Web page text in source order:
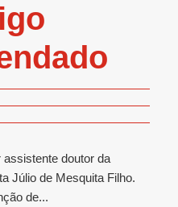
doutor da
Júlio de Mesquita Filho.
de...